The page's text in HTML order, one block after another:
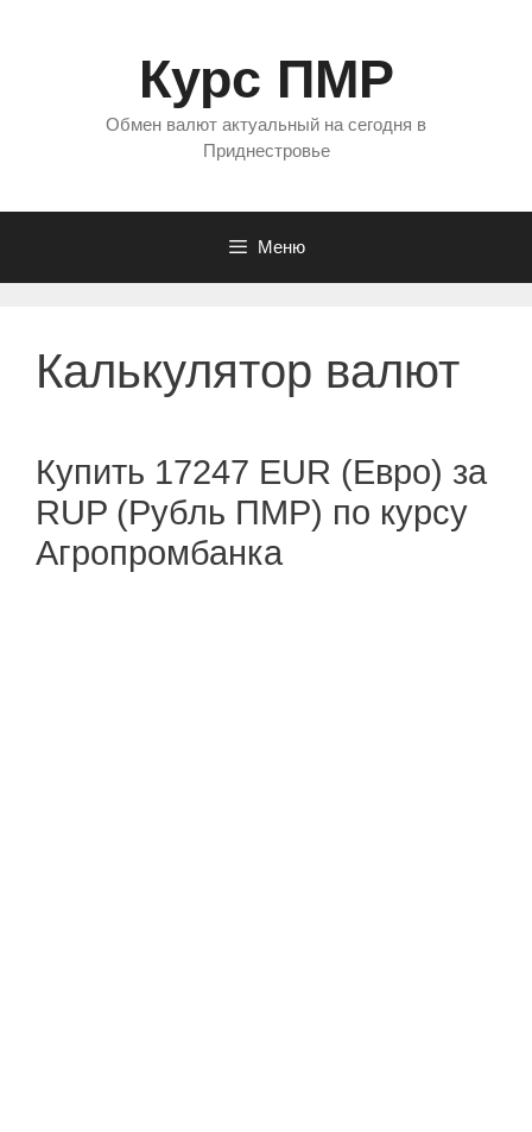
Курс ПМР
Обмен валют актуальный на сегодня в
Приднестровье
Меню
Калькулятор валют
Купить 17247 EUR (Евро) за
RUP (Рубль ПМР) по курсу
Агропромбанка